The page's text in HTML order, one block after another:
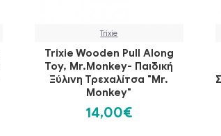
Trixie
Trixie Wooden Pull Along
Toy, Mr.Monkey- Παιδική
Ξύλινη Τρεχαλίτσα "Mr.
Monkey"
14,00€